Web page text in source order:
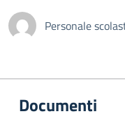
Personale
Documenti